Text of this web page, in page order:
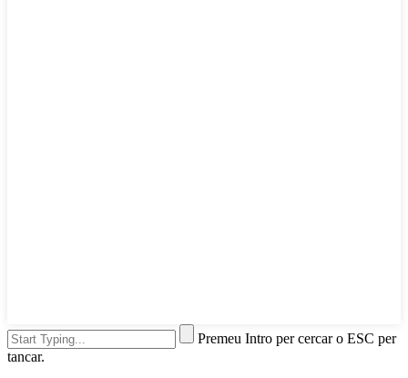
Premeu Intro per cercar o ESC per
tancar.